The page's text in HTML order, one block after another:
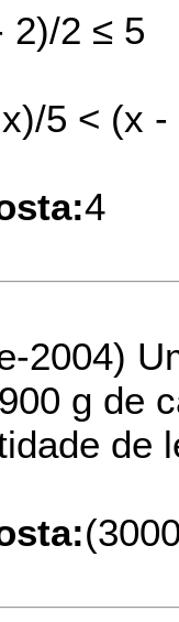
2)/2 ≤ 5
5 < (x -
4
2004)
g de
de